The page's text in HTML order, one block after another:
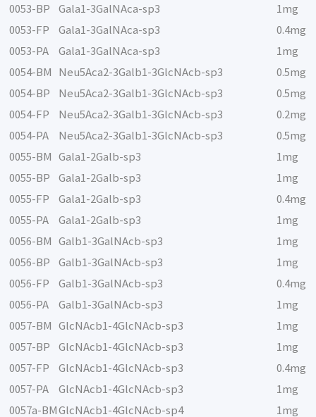
0053-BP Gala1-3GalNAca-sp3
1mg
0053-FP
Gala1-3GalNAca-sp3
0.4mg
0053-PA
Gala1-3GalNAca-sp3
1mg
0054-BM
Neu5Aca2-3Galb1-3GlcNAcb-sp3
0.5mg
0054-BP
Neu5Aca2-3Galb1-3GlcNAcb-sp3
0.5mg
0054-FP
Neu5Aca2-3Galb1-3GlcNAcb-sp3
0.2mg
0054-PA
Neu5Aca2-3Galb1-3GlcNAcb-sp3
0.5mg
0055-BM
Gala1-2Galb-sp3
1mg
0055-BP
Gala1-2Galb-sp3
1mg
0055-FP
Gala1-2Galb-sp3
0.4mg
0055-PA
Gala1-2Galb-sp3
1mg
0056-BM
Galb1-3GalNAcb-sp3
1mg
0056-BP
Galb1-3GalNAcb-sp3
1mg
0056-FP
Galb1-3GalNAcb-sp3
0.4mg
0056-PA
Galb1-3GalNAcb-sp3
1mg
0057-BM
GlcNAcb1-4GlcNAcb-sp3
1mg
0057-BP
GlcNAcb1-4GlcNAcb-sp3
1mg
0057-FP
GlcNAcb1-4GlcNAcb-sp3
0.4mg
0057-PA
GlcNAcb1-4GlcNAcb-sp3
1mg
0057a-BM GlcNAcb1-4GlcNAcb-sp4
1mg